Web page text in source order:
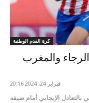
كرة القدم الوطنية
الرجاء والمغرب
فبراير 24, 2024 20:16
الإيجابي أمام ضيفه